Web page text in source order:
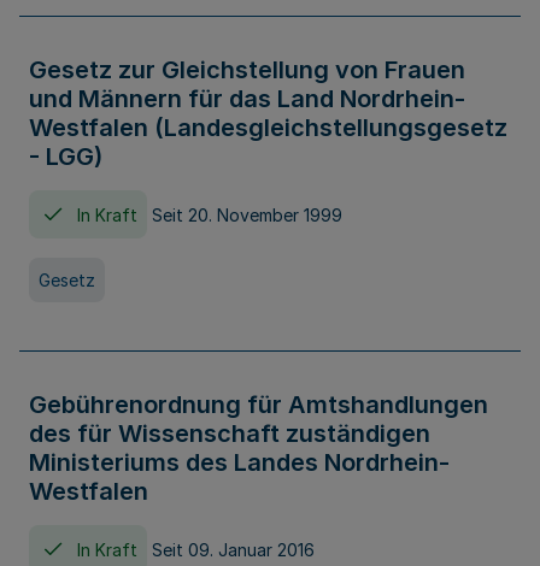
Gesetz zur Gleichstellung von Frauen
und Männern für das Land Nordrhein-
Westfalen (Landesgleichstellungsgesetz
- LGG)
In Kraft Seit 20. November 1999
Gesetz
Gebührenordnung für Amtshandlungen
des für Wissenschaft zuständigen
Ministeriums des Landes Nordrhein-
Westfalen
In Kraft Seit 09. Januar 2016